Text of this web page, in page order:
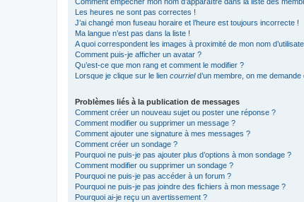
Les heures ne sont pas correctes !
J’ai changé mon fuseau horaire et l’heure est toujours incorrecte !
Ma langue n’est pas dans la liste !
A quoi correspondent les images à proximité de mon nom
Comment puis-je afficher un avatar ?
Qu’est-ce que mon rang et comment le modifier ?
Lorsque je clique sur le lien courrield’un membre, on me
Problèmes liés à la publication de messages
Comment créer un nouveau sujet ou poster une réponse ?
Comment modifier ou supprimer un message ?
Comment ajouter une signature à mes messages ?
Comment créer un sondage ?
Pourquoi ne puis-je pas ajouter plus d’options à mon sondage ?
Comment modifier ou supprimer un sondage ?
Pourquoi ne puis-je pas accéder à un forum ?
Pourquoi ne puis-je pas joindre des fichiers à mon message ?
Pourquoi ai-je reçu un avertissement ?